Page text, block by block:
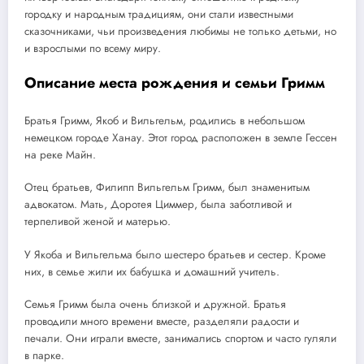
городку и народным традициям, они стали известными
сказочниками, чьи произведения любимы не только детьми, но
и взрослыми по всему миру.
Описание места рождения и семьи Гримм
Братья Гримм, Якоб и Вильгельм, родились в небольшом
немецком городе Ханау. Этот город расположен в земле Гессен
на реке Майн.
Отец братьев, Филипп Вильгельм Гримм, был знаменитым
адвокатом. Мать, Доротея Циммер, была заботливой и
терпеливой женой и матерью.
У Якоба и Вильгельма было шестеро братьев и сестер. Кроме
них, в семье жили их бабушка и домашний учитель.
Семья Гримм была очень близкой и дружной. Братья
проводили много времени вместе, разделяли радости и
печали. Они играли вместе, занимались спортом и часто гуляли
в парке.